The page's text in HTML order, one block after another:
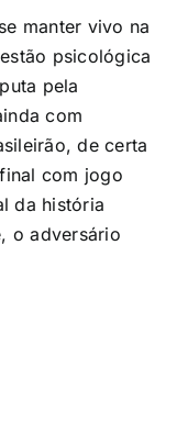
manter vivo na
psicológica
pela
com
de certa
com jogo
da história
o adversário